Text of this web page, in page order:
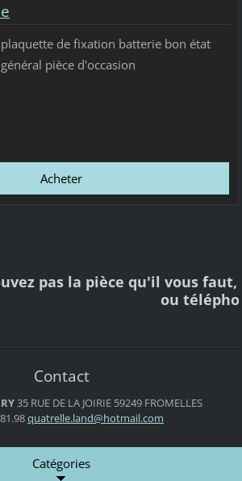
plaquette de fixation batterie bon état
général pièce d'occasion
pas la pièce qu'il vous
ou
Contact
35 RUE DE LA JOIRIE59249 FROMELLES
quatrelle.land@hotmail.com
Catégories